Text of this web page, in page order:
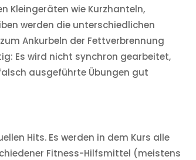
Kleingeräten wie Kurzhanteln,
werden die unterschiedlichen
Ankurbeln der Fettverbrennung
Es wird nicht synchron gearbeitet,
ausgeführte Übungen gut
Hits. Es werden in dem Kurs alle
Fitness-Hilfsmittel (meistens